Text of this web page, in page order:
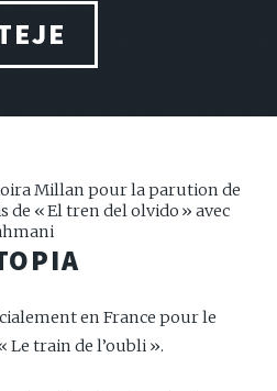
Millan pour la parution de
de « El tren del olvido » avec
en France pour le
Le train de l’oubli ».